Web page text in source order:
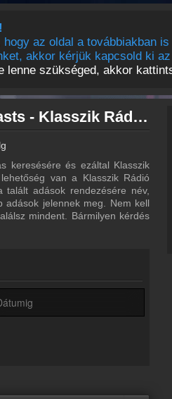
az oldal a továbbiakban
akkor kérjük kapcsold ki
lenne szükséged, akkor
Klasszik Rádió archívum - Klasszik Rádió podcasts - Klasszik Rádió visszahallgatás
keresésére és ezáltal Klasszik
van a Klasszik Rádió
adások rendezésére név,
adások jelennek meg. Nem kell
mindent. Bármilyen kérdés